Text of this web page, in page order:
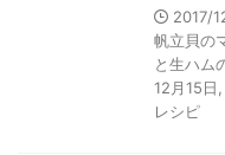
2017/
帆立貝の
と生ハム
12月15日
レシピ